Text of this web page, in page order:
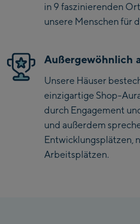
Kohlmaisbahn
Viehhofen Talstation
/Valley station
Salzburg:
McArthurGlen
Designer Outlet
Mayrhofen:
in 9 faszinierenden
unsere Menschen für
Außergewöhnlich
Unsere Häuser
einzigartige Shop-
durch Engagement
und außerdem
Entwicklungsplätzen,
Arbeitsplätzen.